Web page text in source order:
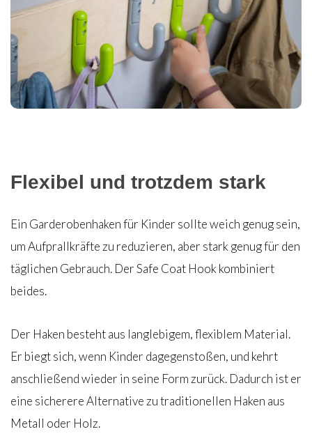
Flexibel und trotzdem stark
Ein Garderobenhaken für Kinder sollte weich genug sein,
um Aufprallkräfte zu reduzieren, aber stark genug für den
täglichen Gebrauch. Der Safe Coat Hook kombiniert
beides.
Der Haken besteht aus langlebigem, flexiblem Material.
Er biegt sich, wenn Kinder dagegenstoßen, und kehrt
anschließend wieder in seine Form zurück. Dadurch ist er
eine sicherere Alternative zu traditionellen Haken aus
Metall oder Holz.